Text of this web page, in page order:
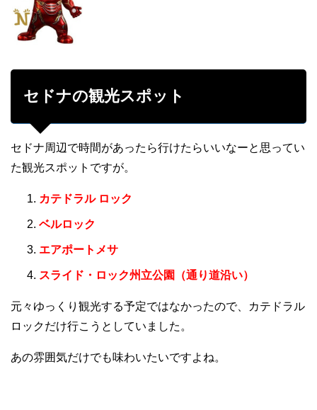
セドナの観光スポット
セドナ周辺で時間があったら行けたらいいなーと思ってい
た観光スポットですが。
カテドラル ロック
ベルロック
エアポートメサ
スライド・ロック州立公園（通り道沿い）
元々ゆっくり観光する予定ではなかったので、カテドラル
ロックだけ行こうとしていました。
あの雰囲気だけでも味わいたいですよね。